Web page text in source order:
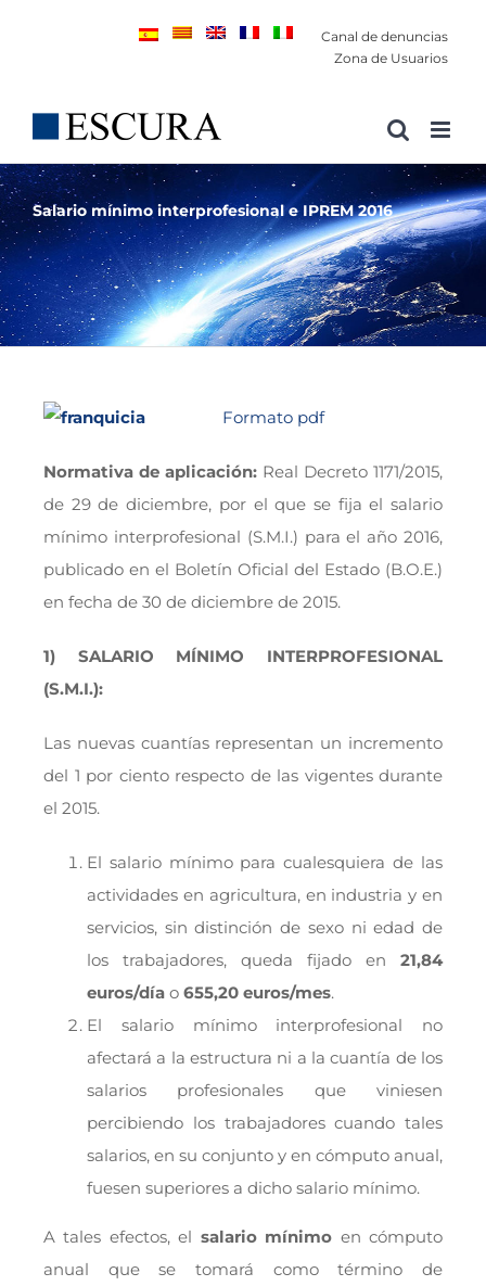
Canal de denuncias
Zona de Usuarios
Salario mínimo interprofesional e IPREM 2016
Formato pdf
Normativa de aplicación: Real Decreto 1171/2015,
de 29 de diciembre, por el que se fija el salario
mínimo interprofesional (S.M.I.) para el año 2016,
publicado en el Boletín Oficial del Estado (B.O.E.)
en fecha de 30 de diciembre de 2015.
1) SALARIO MÍNIMO INTERPROFESIONAL
(S.M.I.):
Las nuevas cuantías representan un incremento
del 1 por ciento respecto de las vigentes durante
el 2015.
El salario mínimo para cualesquiera de las
actividades en agricultura, en industria y en
servicios, sin distinción de sexo ni edad de
los trabajadores, queda fijado en 21,84
euros/día o 655,20 euros/mes.
El salario mínimo interprofesional no
afectará a la estructura ni a la cuantía de los
salarios profesionales que viniesen
percibiendo los trabajadores cuando tales
salarios, en su conjunto y en cómputo anual,
fuesen superiores a dicho salario mínimo.
A tales efectos, el salario mínimo en cómputo
anual que se tomará como término de